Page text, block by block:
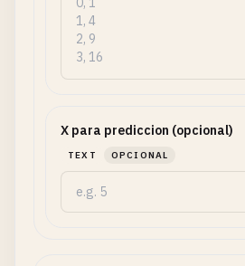
X para prediccion (opcional)
TEXT OPCIONAL